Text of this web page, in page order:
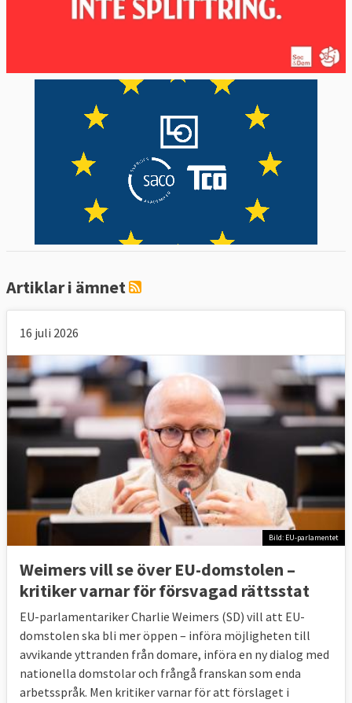
29 mars 2012 Sverige förloradeBrustit i
10 maj 2011Sverige förlorade
luftföroreningar i svenska tätorter
20 april 2010
Sverige förlorade
Att Sverige
ensidigt tagit in ämne i förteckning över
långlivade organiska föroreningar
4 feb 2010
Ej infört
datalagringsdirektivet vilket Sverige
med både civil och militär användning
29 oktober 2009Sverige förlorade
Etableringsfrihet och elmarknaden
6 okt 2009Sverige förlorade delvis
Undermåliga krav på kväverening vid
reningsverk vid viss tidpunkt
11 juni 2009Sverige förloradeEj i tid infört
vissa EU-regler mot penningtvätt och
finansiering av terrorism
4 juni 2009Sverige förloradeEj i tid infört
vissa EU-regler om finansiella företag som
behöver tillstånd
14 maj 2009Sverige förloradeEj i tid infört
miniminormer för när
Artiklar i ämnet
16 juli 2026
Bild: EU-parlamentet
Weimers vill se över EU-domstolen –
kritiker varnar för försvagad rättsstat
EU-parlamentariker Charlie Weimers (SD) vill att EU-
domstolen ska bli mer öppen – införa möjligheten till
avvikande yttranden från domare, införa en ny dialog med
nationella domstolar och frångå franskan som enda
arbetsspråk. Men kritiker varnar för att förslaget i